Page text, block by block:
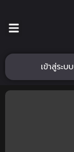
เข้าสู่ระบบ